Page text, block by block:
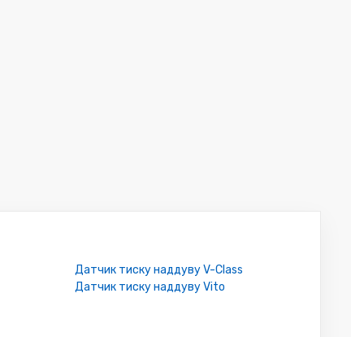
Датчик тиску наддуву V-Class
Датчик тиску наддуву Vito